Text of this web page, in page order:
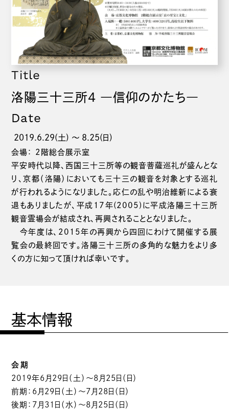
Title
洛陽三十三所4 ―信仰のかたち―
Date
2019.6.29(土) 〜 8.25(日)
会場： 2階総合展示室
平安時代以降、西国三十三所等の観音菩薩巡礼が盛んとな
り、京都（洛陽）においても三十三の観音を対象とする巡礼
が行われるようになりました。応仁の乱や明治維新による衰
退もありましたが、平成17年(2005)に平成洛陽三十三所
観音霊場会が結成され、再興されることとなりました。
今年度は、2015年の再興から四回にわけて開催する展
覧会の最終回です。洛陽三十三所の多角的な魅力をより多
くの方に知って頂ければ幸いです。
基本情報
会期
2019年6月29日（土）〜8月25日（日）
前期：6月29日（土）〜7月28日（日）
後期：7月31日（水）〜8月25日（日）